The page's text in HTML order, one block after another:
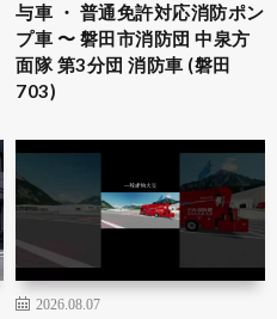
与車 ・ 普通免許対応消防ポン
プ車 〜 磐田市消防団 中泉方
面隊 第3分団 消防車 (磐田
703)
2026.08.07